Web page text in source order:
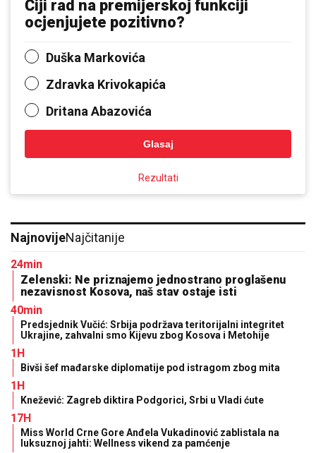
Čiji rad na premijerskoj funkciji
ocjenjujete pozitivno?
Duška Markovića
Zdravka Krivokapića
Dritana Abazovića
Glasaj
Rezultati
NajnovijeNajčitanije
24min
Zelenski: Ne priznajemo jednostrano proglašenu
nezavisnost Kosova, naš stav ostaje isti
40min
Predsjednik Vučić: Srbija podržava teritorijalni integritet
Ukrajine, zahvalni smo Kijevu zbog Kosova i Metohije
1H
Bivši šef mađarske diplomatije pod istragom zbog mita
1H
Knežević: Zagreb diktira Podgorici, Srbi u Vladi ćute
17H
Miss World Crne Gore Anđela Vukadinović zablistala na
luksuznoj jahti: Wellness vikend za pamćenje